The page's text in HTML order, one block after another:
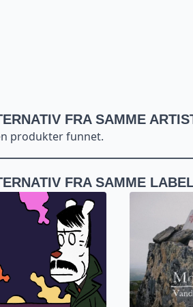
FRA SAMME
produkter funnet.
FRA SAMME